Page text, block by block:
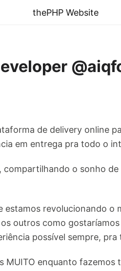
thePHP Website
de delivery online
em entrega pra todo o
compartilhando o sonho
revolucionando o
outros como
possível sempre,
enquanto fazemos